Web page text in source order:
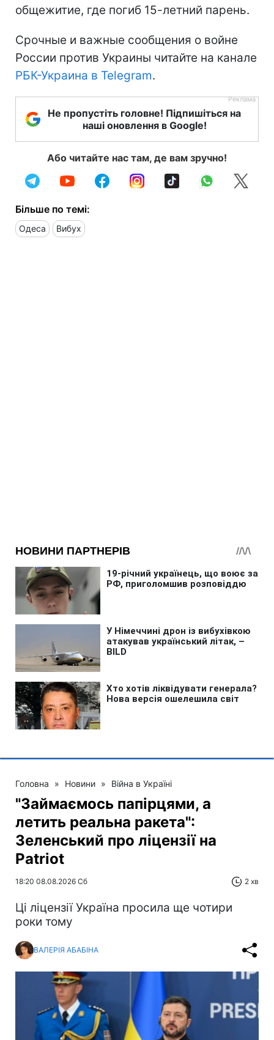
общежитие, где погиб 15-летний парень.
Срочные и важные сообщения о войне
России против Украины читайте на канале
РБК-Украина в Telegram.
Не пропустіть головне! Підпишіться на
наші оновлення в Google!
Або читайте нас там, де вам зручно!
Більше по темі:
Одеса Вибух
Головна » Новини » Війна в Україні
"Займаємось папірцями, а
летить реальна ракета":
Зеленський про ліцензії на
Patriot
18:20 08.08.2026 Сб 2 хв
Ці ліцензії Україна просила ще чотири
роки тому
ВАЛЕРІЯ АБАБІНА